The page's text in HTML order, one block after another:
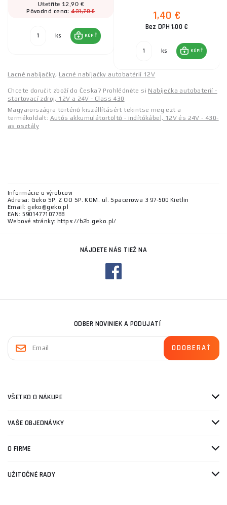
Ušetříte 12,90 €
Pôvodná cena:431,70 €
ks KÚPIŤ
1,40 €
Bez DPH 1,00 €
ks KÚPIŤ
Lacné nabíjačky, Lacné nabíjačky autobatérií 12V
Chcete doručit zboží do Česka? Prohlédněte si Nabíječka autobaterií -
startovací zdroj, 12V a 24V - Class 430
Magyarországra történő kiszállításért tekintse meg ezt a
termékoldalt: Autós akkumulátortöltő - indítókábel, 12V és 24V - 430-
as osztály
Informácie o výrobcovi
Adresa: Geko SP. Z OO SP. KOM. ul. Spacerowa 3 97-500 Kietlin
Email: geko@geko.pl
EAN: 5901477107788
Webové stránky: https://b2b.geko.pl/
NÁJDETE NÁS TIEŽ NA
ODBER NOVINIEK A PODUJATÍ
VŠETKO O NÁKUPE
VAŠE OBJEDNÁVKY
O FIRME
UŽITOČNÉ RADY